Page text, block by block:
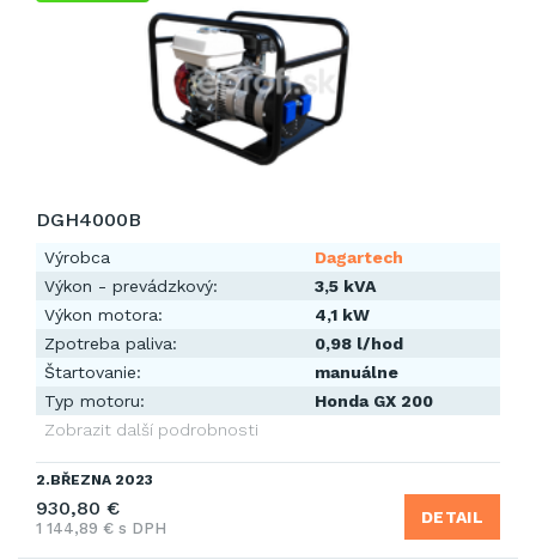
DGH4000B
Výrobca
Dagartech
Výkon - prevádzkový:
3,5 kVA
Výkon motora:
4,1 kW
Zpotreba paliva:
0,98 l/hod
Štartovanie:
manuálne
Typ motoru:
Honda GX 200
Zobrazit další podrobnosti
2.BŘEZNA 2023
930,80 €
1 144,89 € s DPH
DETAIL